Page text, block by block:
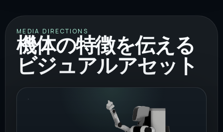
MEDIA DIRECTIONS
機体の特徴を伝える
ビジュアルアセット